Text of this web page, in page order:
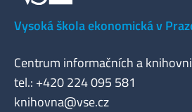
Vysoká škola ekonomická v
Centrum informačních a
tel.: +420 224 095 581
knihovna@vse.cz